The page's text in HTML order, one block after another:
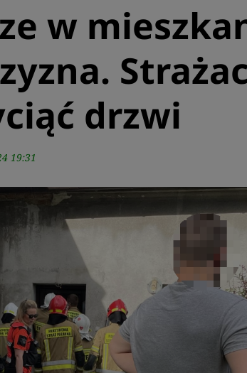
w
drzwi
19:31